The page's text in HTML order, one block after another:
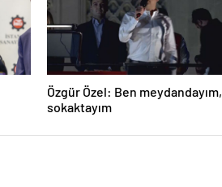
Özgür Özel: Ben meydandayım,
sokaktayım